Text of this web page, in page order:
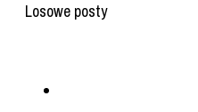
Losowe posty